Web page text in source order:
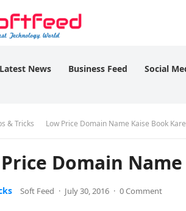
Latest News Business Feed Social
& Tricks Low Price Domain Name Kaise Book Kare
Domain
Soft Feed · July 30, 2016 · 0 Comment